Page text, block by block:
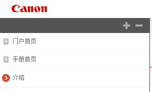
门户首页
手册首页
介绍